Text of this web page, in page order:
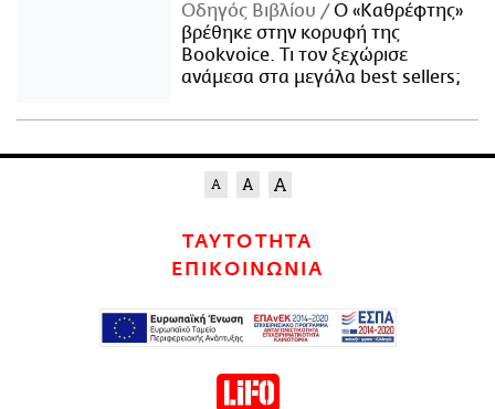
Οδηγός Βιβλίου
Ο «Καθρέφτης»
βρέθηκε στην κορυφή της
Bookvoice. Τι τον ξεχώρισε
ανάμεσα στα μεγάλα best sellers;
ΤΑΥΤΟΤΗΤΑ
ΕΠΙΚΟΙΝΩΝΙΑ